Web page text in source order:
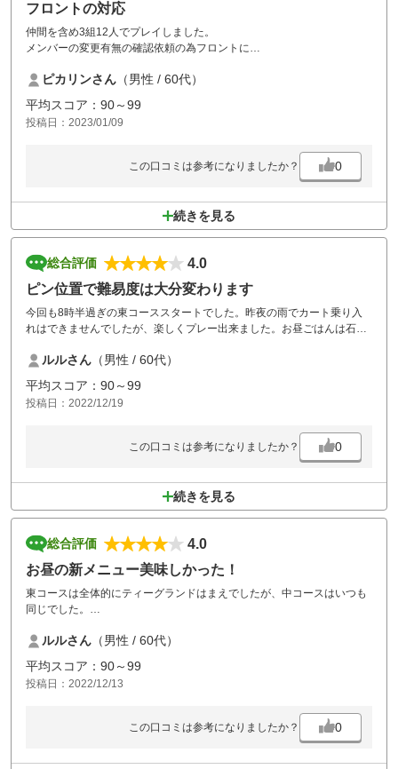
フロントの対応
仲間を含め3組12人でプレイしました。
メンバーの変更有無の確認依頼の為フロントに
やる気喪失！
フロントはゴルフ場の顔。笑顔での接客を願いたいものです。
ピカリンさん （男性 / 60代）
平均スコア：90～99
投稿日：2023/01/09
この口コミは参考になりましたか？ 0
続きを見る
総合評価
4.0
ピン位置で難易度は大分変わります
今回も8時半過ぎの東コーススタートでした。昨夜の雨でカート乗り入
れはできませんでしたが、楽しくプレー出来ました。お昼ごはんは石焼
後半中コースもスムーズに回れました。
ルルさん （男性 / 60代）
平均スコア：90～99
投稿日：2022/12/19
この口コミは参考になりましたか？ 0
続きを見る
総合評価
4.0
お昼の新メニュー美味しかった！
東コースは全体的にティーグランドはまえでしたが、中コースはいつも
同じでした。
ドPGMで食べるのと変わりません。美味しかったです。
ルルさん （男性 / 60代）
平均スコア：90～99
投稿日：2022/12/13
この口コミは参考になりましたか？ 0